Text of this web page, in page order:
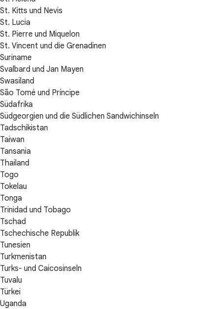
St. Kitts und Nevis
St. Lucia
St. Pierre und Miquelon
St. Vincent und die Grenadinen
Suriname
Svalbard und Jan Mayen
Swasiland
São Tomé und Príncipe
Südafrika
Südgeorgien und die Südlichen Sandwichinseln
Tadschikistan
Taiwan
Tansania
Thailand
Togo
Tokelau
Tonga
Trinidad und Tobago
Tschad
Tschechische Republik
Tunesien
Turkmenistan
Turks- und Caicosinseln
Tuvalu
Türkei
Uganda